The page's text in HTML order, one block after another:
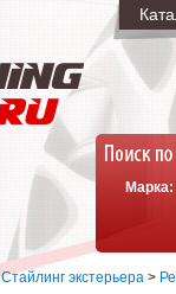
Марка:
Стайлинг экстерьера >